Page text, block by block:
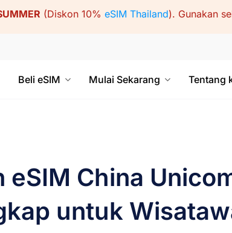
(Diskon 10% eSIM Thailand). Gunakan
Beli eSIM Mulai Sekarang Tentang
eSIM China
untuk